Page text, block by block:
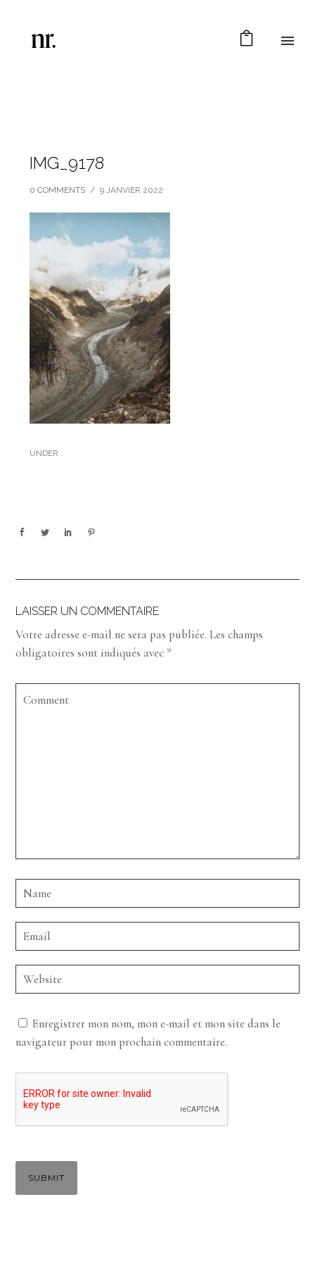
IMG_9178
0 COMMENTS / 9 JANVIER 2022
UNDER :
LAISSER UN COMMENTAIRE
Votre adresse e-mail ne sera pas publiée. Les champs
obligatoires sont indiqués avec *
Enregistrer mon nom, mon e-mail et mon site dans le
navigateur pour mon prochain commentaire.